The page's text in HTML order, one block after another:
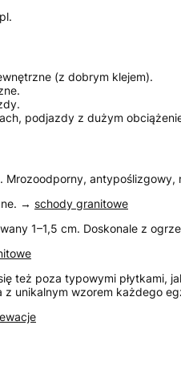
(z dobrym klejem).
podjazdy z dużym
Mrozoodporny, antypoślizgowy,
→ schody granitowe
1–1,5 cm. Doskonale z
też poza typowymi płytkami,
z unikalnym wzorem każdego